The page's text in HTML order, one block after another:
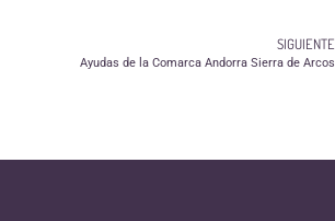
SIGUIENTE
Ayudas de la Comarca Andorra Sierra de Arcos